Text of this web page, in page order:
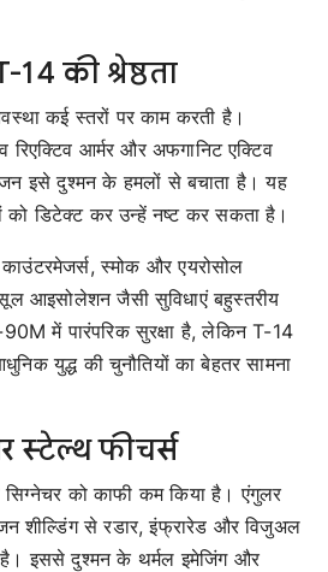
की श्रेष्ठता
कई स्तरों पर काम करती है।
रिएक्टिव आर्मर और अफगानिट एक्टिव
इसे दुश्मन के हमलों से बचाता है। यह
को डिटेक्ट कर उन्हें नष्ट कर सकता है।
स्मोक और एयरोसोल
आइसोलेशन जैसी सुविधाएं बहुस्तरीय
90M में पारंपरिक सुरक्षा है, लेकिन T-14
युद्ध की चुनौतियों का बेहतर सामना
स्टेल्थ फीचर्स
को काफी कम किया है। एंगुलर
शील्डिंग से रडार, इंफ्रारेड और विजुअल
है। इससे दुश्मन के थर्मल इमेजिंग और